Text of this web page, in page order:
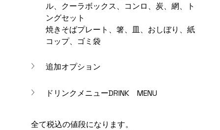
ル、クーラボックス、コンロ、炭、網、ト
ングセット
焼きそばプレート、箸、皿、おしぼり、紙
コップ、ゴミ袋
追加オプション
ドリンクメニューDRINK　MENU
全て税込の値段になります。